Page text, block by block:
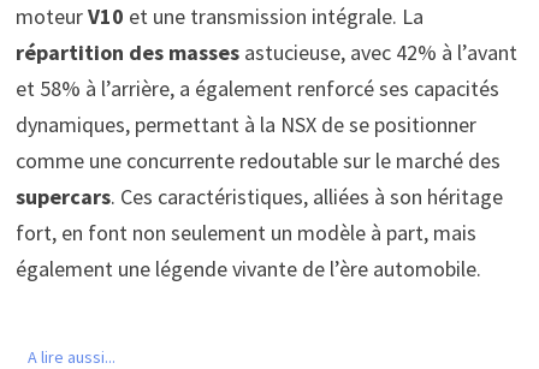
moteurV10 et une transmission intégrale. La
répartition des massesastucieuse, avec 42% à l’avant
et 58% à l’arrière, a également renforcé ses capacités
dynamiques, permettant à la NSX de se positionner
comme une concurrente redoutable sur le marché des
supercars. Ces caractéristiques, alliées à son héritage
fort, en font non seulement un modèle à part, mais
également une légende vivante de l’ère automobile.
A lire aussi...